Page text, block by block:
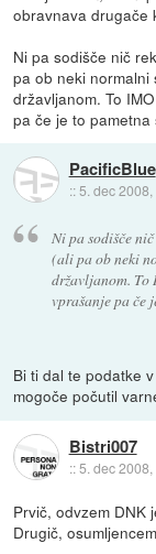
obravnava drugače
Ni pa sodišče nič
pa ob neki normalni
državljanom. To
pa če je to pametna
PacificBlue
:: 5. dec
Ni pa sodišče
(ali pa ob neki
državljanom. To
vprašanje pa če
Bi ti dal te podatke
mogoče počutil
Bistri007
::5. dec 2008,
Prvič, odvzem DNK
Drugič,